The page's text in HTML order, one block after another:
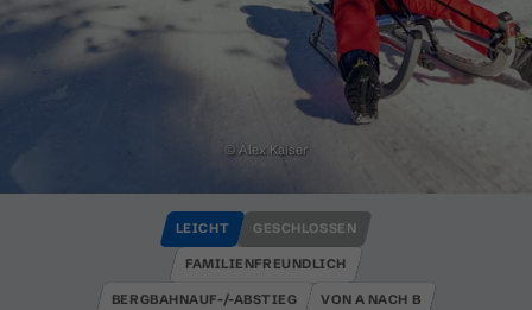
© Alex Kaiser
LEICHT GESCHLOSSEN
FAMILIENFREUNDLICH
BERGBAHNAUF-/-ABSTIEG VON A NACH B